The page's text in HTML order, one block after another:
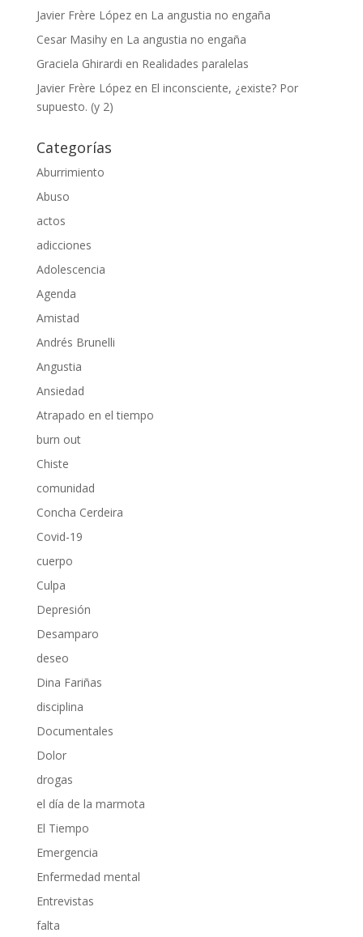
Javier Frère Lópezen La angustia no engaña
Cesar Masihyen La angustia no engaña
Graciela Ghirardi en Realidades paralelas
Javier Frère Lópezen El inconsciente, ¿existe? Por
supuesto. (y 2)
Categorías
Aburrimiento
Abuso
actos
adicciones
Adolescencia
Agenda
Amistad
Andrés Brunelli
Angustia
Ansiedad
Atrapado en el tiempo
burn out
Chiste
comunidad
Concha Cerdeira
Covid-19
cuerpo
Culpa
Depresión
Desamparo
deseo
Dina Fariñas
disciplina
Documentales
Dolor
drogas
el día de la marmota
El Tiempo
Emergencia
Enfermedad mental
Entrevistas
falta